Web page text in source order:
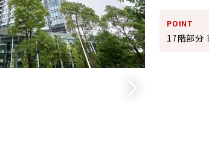
POINT
17階部分